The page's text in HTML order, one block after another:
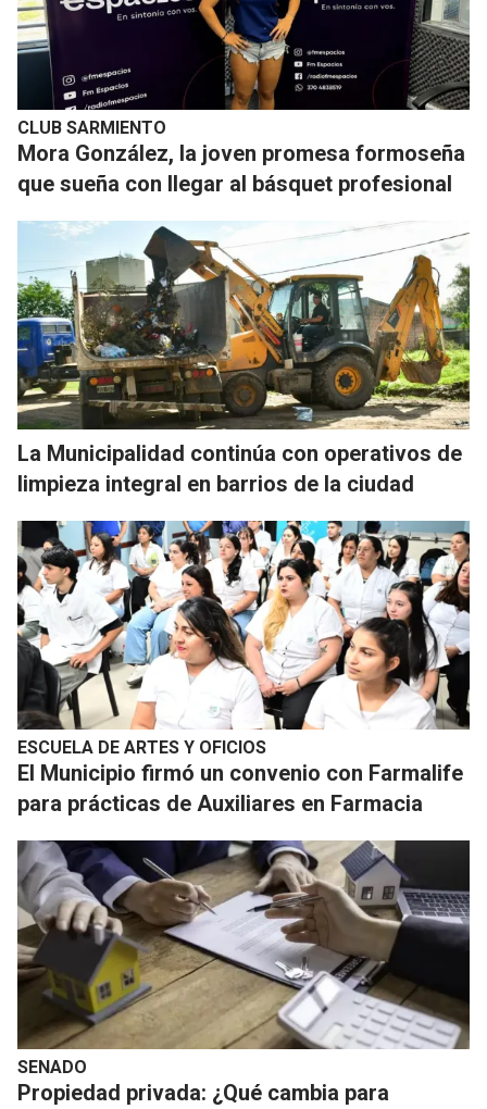
CLUB SARMIENTO
Mora González, la joven promesa formoseña
que sueña con llegar al básquet profesional
La Municipalidad continúa con operativos de
limpieza integral en barrios de la ciudad
ESCUELA DE ARTES Y OFICIOS
El Municipio firmó un convenio con Farmalife
para prácticas de Auxiliares en Farmacia
SENADO
Propiedad privada: ¿Qué cambia para